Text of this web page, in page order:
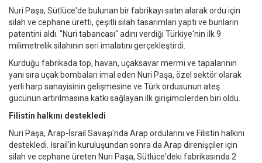
Nuri Paşa, Sütlüce'de bulunan bir fabrikayı satın alarak ordu için
silah ve cephane üretti, çeşitli silah tasarımları yaptı ve bunların
patentini aldı. "Nuri tabancası" adını verdiği Türkiye'nin ilk 9
milimetrelik silahının seri imalatını gerçekleştirdi.
Kurduğu fabrikada top, havan, uçaksavar mermi ve tapalarının
yanı sıra uçak bombaları imal eden Nuri Paşa, özel sektör olarak
yerli harp sanayisinin gelişmesine ve Türk ordusunun ateş
gücünün artırılmasına katkı sağlayan ilk girişimcilerden biri oldu.
Filistin halkını destekledi
Nuri Paşa, Arap-İsrail Savaşı'nda Arap ordularını ve Filistin halkını
destekledi. İsrail'in kuruluşundan sonra da Arap direnişçiler için
silah ve cephane üreten Nuri Paşa, Sütlüce'deki fabrikasında 2